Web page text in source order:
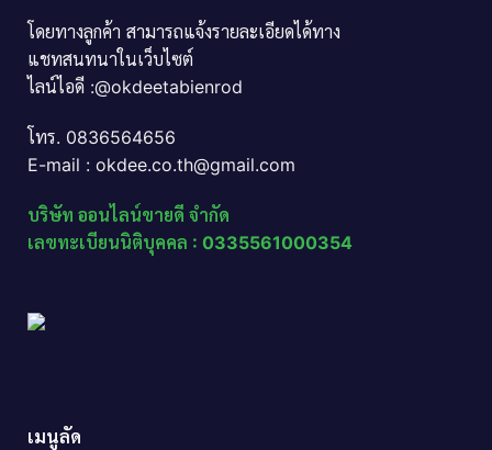
โดยทางลูกค้า สามารถแจ้งรายละเอียดได้ทาง
แชทสนทนาในเว็บไซต์
ไลน์ไอดี :@okdeetabienrod
โทร. 0836564656
E-mail : okdee.co.th@gmail.com
บริษัท ออนไลน์ขายดี จำกัด
เลขทะเบียนนิติบุคคล : 0335561000354
เมนูลัด